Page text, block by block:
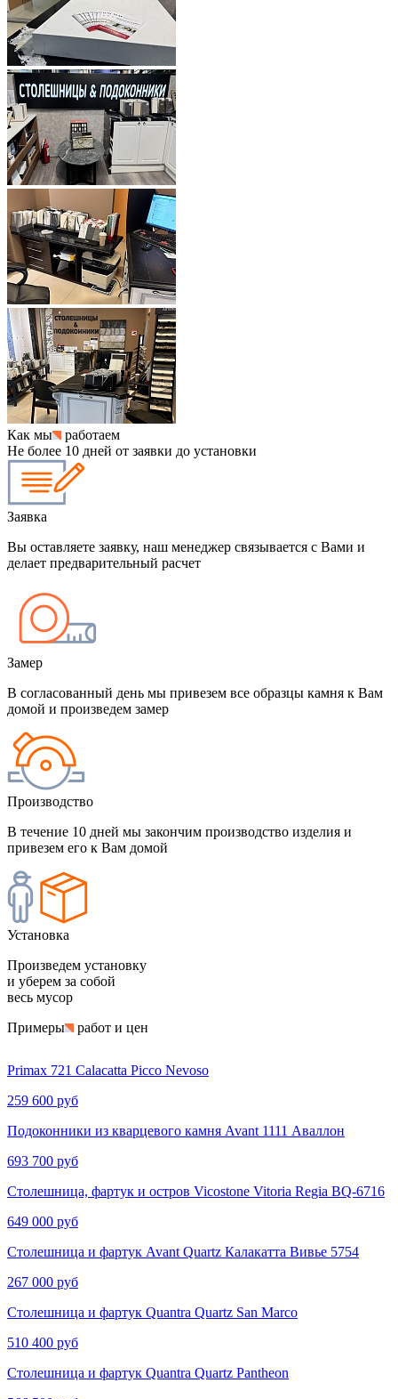
Как мы
работаем
Не более 10 дней от заявки до установки
Заявка
Вы оставляете заявку, наш менеджер связывается с Вами и
делает предварительный расчет
Замер
В согласованный день мы привезем все образцы камня к Вам
домой и произведем замер
Производство
В течение 10 дней мы закончим производство изделия и
привезем его к Вам домой
Установка
Произведем установку
и уберем за собой
весь мусор
Примеры
работ и цен
Primax 721 Calacatta Picco Nevoso
259 600 руб
Подоконники из кварцевого камня Avant 1111 Аваллон
693 700 руб
Столешница, фартук и остров Vicostone Vitoria Regia BQ-6716
649 000 руб
Столешница и фартук Avant Quartz Калакатта Вивье​​​​ 5754
267 000 руб
Столешница и фартук Quantra Quartz San Marco
510 400 руб
Столешница и фартук Quantra Quartz Pantheon